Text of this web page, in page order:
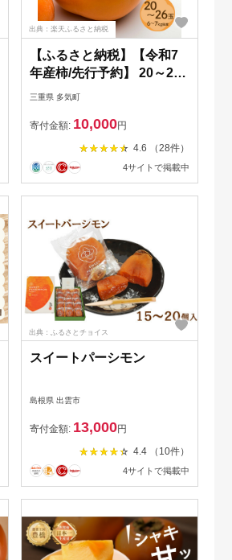
出典：楽天ふるさと納税
【ふるさと納税】【令和7
年産柿/先行予約】 20～26
玉 多気町発祥 前川次郎 完
かき フルーツ 種なし 干し
柿 先行 先行予約 三重県 多
気町 JA-02
三重県 多気町
寄付金額: 10,000円
4.6 （28件）
4サイトで掲載中
出典：ふるさとチョイス
スイートパーシモン
島根県 出雲市
寄付金額: 13,000円
4.4 （10件）
4サイトで掲載中